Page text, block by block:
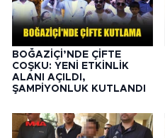
BOĞAZİÇİ’NDE ÇİFTE
COŞKU: YENİ ETKİNLİK
ALANI AÇILDI,
ŞAMPİYONLUK KUTLANDI